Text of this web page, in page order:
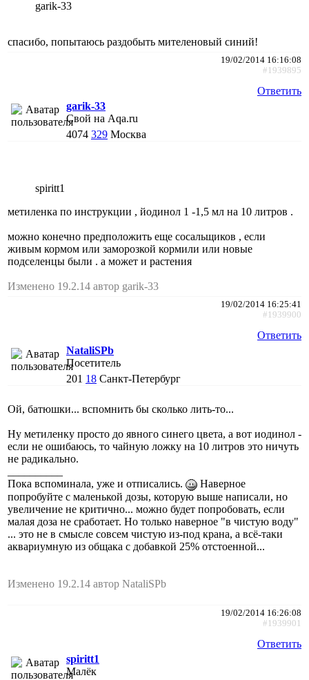
garik-33
спасибо, попытаюсь раздобыть мителеновый синий!
19/02/2014 16:16:08
#1939895
Ответить
garik-33
Свой на Aqa.ru
4074 329 Москва
spiritt1
метиленка по инструкции , йодинол 1 -1,5 мл на 10 литров .
можно конечно предположить еще сосальщиков , если
живым кормом или заморозкой кормили или новые
подселенцы были . а может и растения
Изменено 19.2.14 автор garik-33
19/02/2014 16:25:41
#1939900
Ответить
NataliSPb
Посетитель
201 18 Санкт-Петербург
Ой, батюшки... вспомнить бы сколько лить-то...
Ну метиленку просто до явного синего цвета, а вот иодинол -
если не ошибаюсь, то чайную ложку на 10 литров это ничуть
не радикально.
Пока вспоминала, уже и отписались.
Наверное
попробуйте с маленькой дозы, которую выше написали, но
увеличение не критично... можно будет попробовать, если
малая доза не сработает. Но только наверное "в чистую воду"
... это не в смысле совсем чистую из-под крана, а всё-таки
аквариумную из общака с добавкой 25% отстоенной...
Изменено 19.2.14 автор NataliSPb
19/02/2014 16:26:08
#1939901
Ответить
spiritt1
Малёк